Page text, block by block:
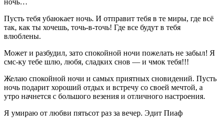
ночь…
Пусть тебя убаюкает ночь. И отправит тебя в те миры, где всё
так, как ты хочешь, точь-в-точь! Где все будут в тебя
влюблены.
Может и разбудил, зато спокойной ночи пожелать не забыл! Я
смс-ку тебе шлю, любя, сладких снов — и чмок тебя!!!
Желаю спокойной ночи и самых приятных сновидений. Пусть
ночь подарит хороший отдых и встречу со своей мечтой, а
утро начнется с большого везения и отличного настроения.
Я умираю от любви пятьсот раз за вечер. Эдит Пиаф